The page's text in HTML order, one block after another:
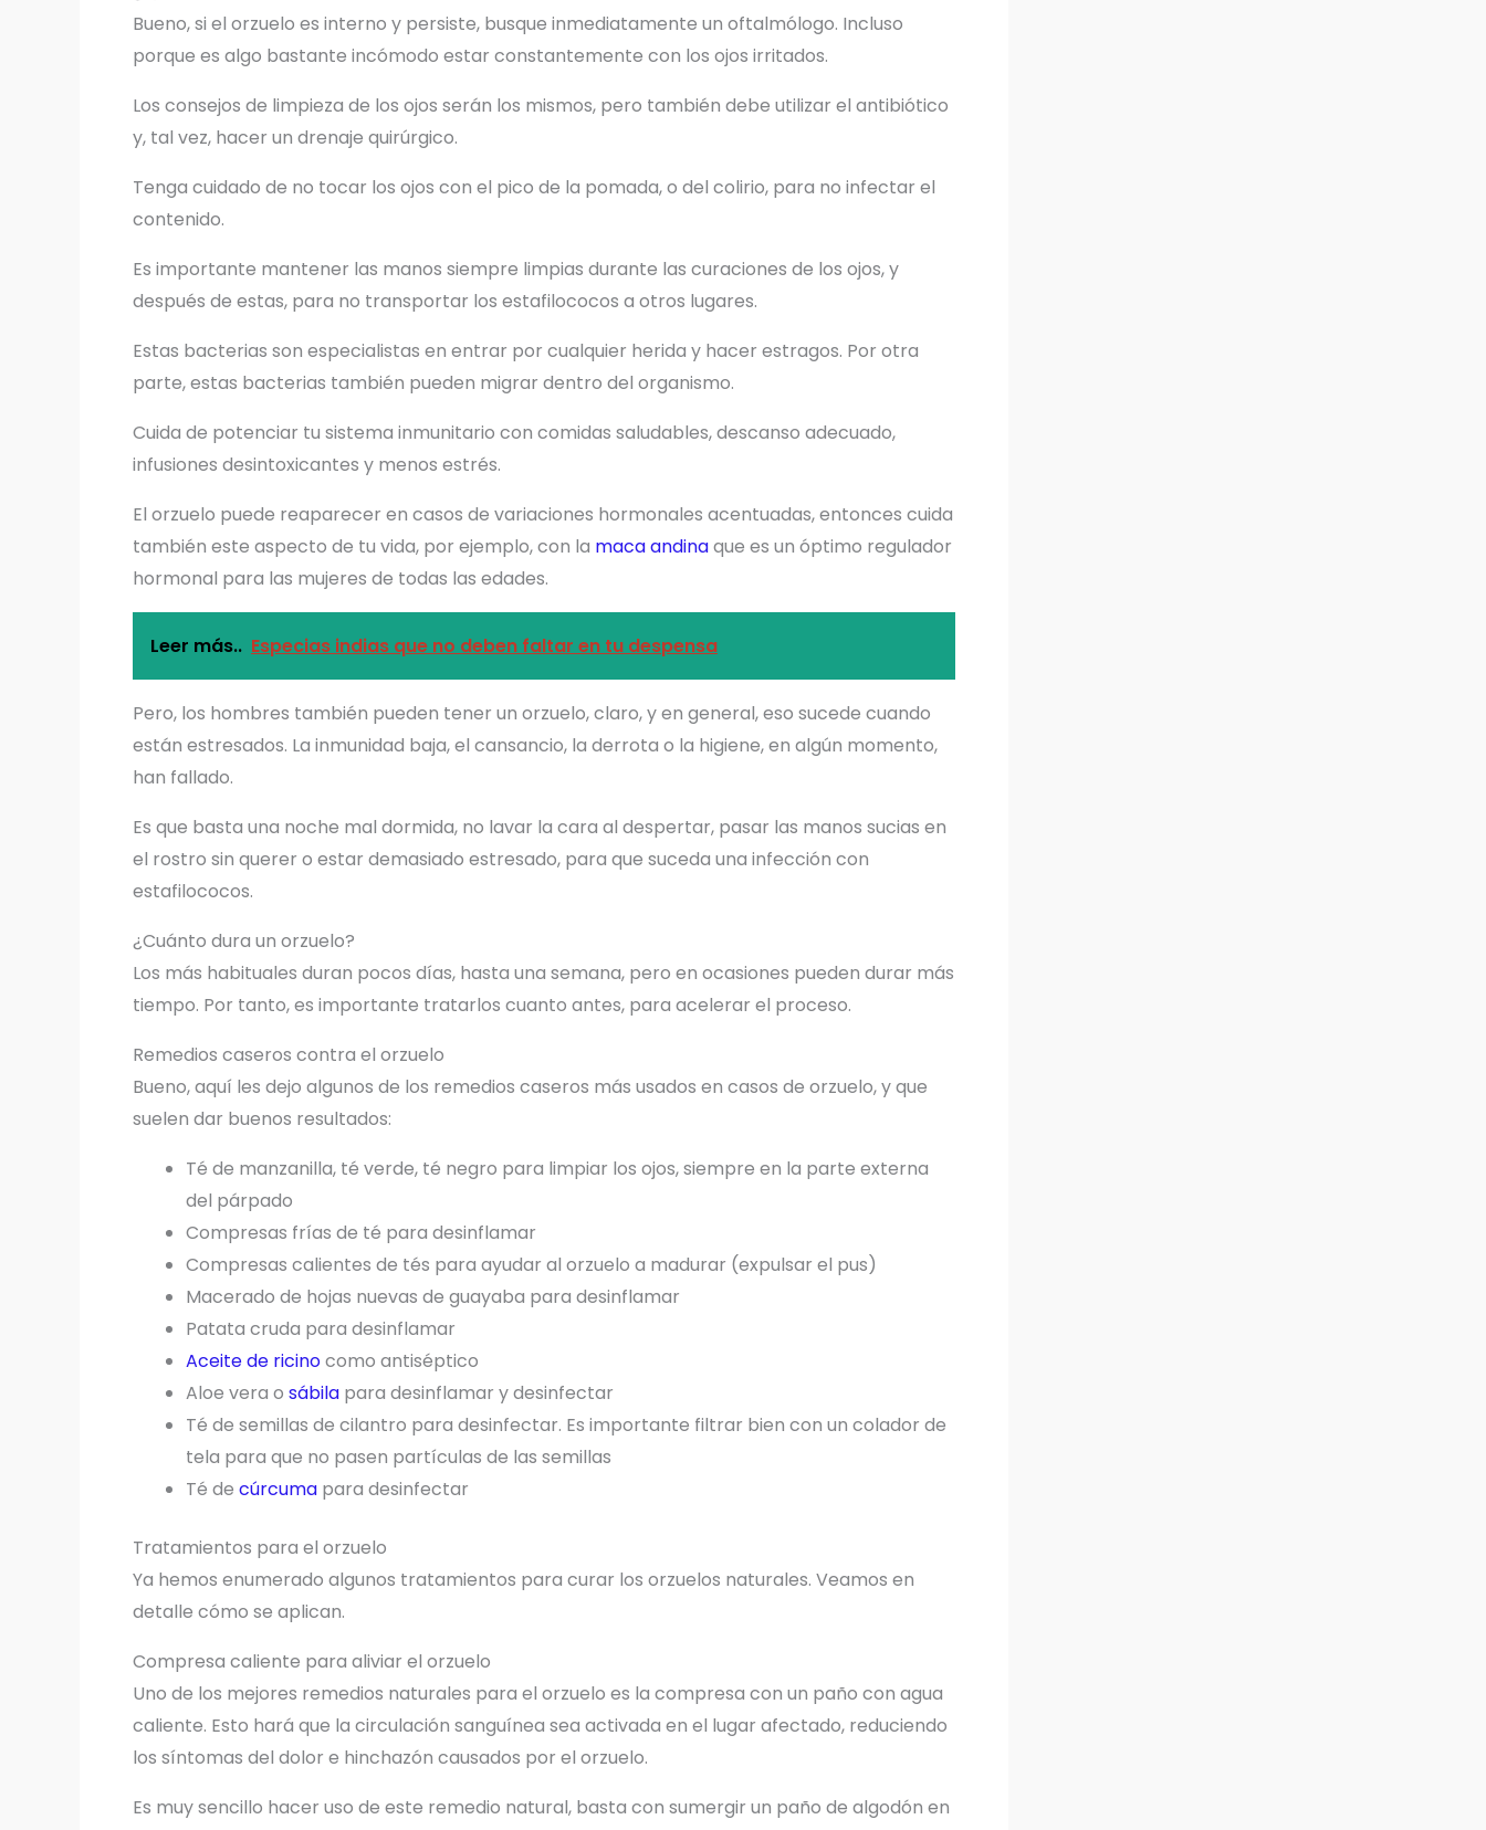
Bueno, si el orzuelo es interno y persiste, busque inmediatamente un oftalmólogo. Incluso
porque es algo bastante incómodo estar constantemente con los ojos irritados.
Los consejos de limpieza de los ojos serán los mismos, pero también debe utilizar el antibiótico
y, tal vez, hacer un drenaje quirúrgico.
Tenga cuidado de no tocar los ojos con el pico de la pomada, o del colirio, para no infectar el
contenido.
Es importante mantener las manos siempre limpias durante las curaciones de los ojos, y
después de estas, para no transportar los estafilococos a otros lugares.
Estas bacterias son especialistas en entrar por cualquier herida y hacer estragos. Por otra
parte, estas bacterias también pueden migrar dentro del organismo.
Cuida de potenciar tu sistema inmunitario con comidas saludables, descanso adecuado,
infusiones desintoxicantes y menos estrés.
El orzuelo puede reaparecer en casos de variaciones hormonales acentuadas, entonces cuida
también este aspecto de tu vida, por ejemplo, con la maca andinaque es un óptimo regulador
hormonal para las mujeres de todas las edades.
Leer más.. Especias indias que no deben faltar en tu despensa
Pero, los hombres también pueden tener un orzuelo, claro, y en general, eso sucede cuando
están estresados. La inmunidad baja, el cansancio, la derrota o la higiene, en algún momento,
han fallado.
Es que basta una noche mal dormida, no lavar la cara al despertar, pasar las manos sucias en
el rostro sin querer o estar demasiado estresado, para que suceda una infección con
estafilococos.
¿Cuánto dura un orzuelo?
Los más habituales duran pocos días, hasta una semana, pero en ocasiones pueden durar más
tiempo. Por tanto, es importante tratarlos cuanto antes, para acelerar el proceso.
Remedios caseros contra el orzuelo
Bueno, aquí les dejo algunos de los remedios caseros más usados ​​en casos de orzuelo, y que
suelen dar buenos resultados:
Té de manzanilla, té verde, té negro para limpiar los ojos, siempre en la parte externa
del párpado
Compresas frías de té para desinflamar
Compresas calientes de tés para ayudar al orzuelo a madurar (expulsar el pus)
Macerado de hojas nuevas de guayaba para desinflamar
Patata cruda para desinflamar
Aceite de ricinocomo antiséptico
Aloe vera o sábila para desinflamar y desinfectar
Té de semillas de cilantro para desinfectar. Es importante filtrar bien con un colador de
tela para que no pasen partículas de las semillas
Té de cúrcuma para desinfectar
Tratamientos para el orzuelo
Ya hemos enumerado algunos tratamientos para curar los orzuelos naturales. Veamos en
detalle cómo se aplican.
Compresa caliente para aliviar el orzuelo
Uno de los mejores remedios naturales para el orzuelo es la compresa con un paño con agua
caliente. Esto hará que la circulación sanguínea sea activada en el lugar afectado, reduciendo
los síntomas del dolor e hinchazón causados ​​por el orzuelo.
Es muy sencillo hacer uso de este remedio natural, basta con sumergir un paño de algodón en